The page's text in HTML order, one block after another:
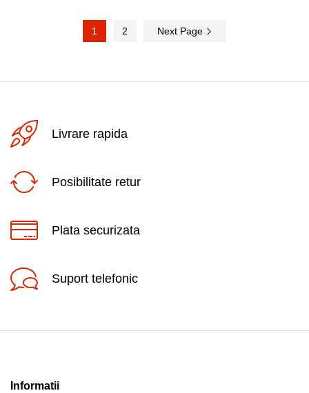
1 2 Next Page
Livrare rapida
Posibilitate retur
Plata securizata
Suport telefonic
Informatii